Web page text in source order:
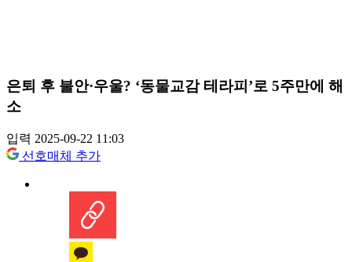
은퇴 후 불안·우울? ‘동물교감 테라피’로 5주만에 해
소
입력 2025-09-22 11:03
선호매체 추가